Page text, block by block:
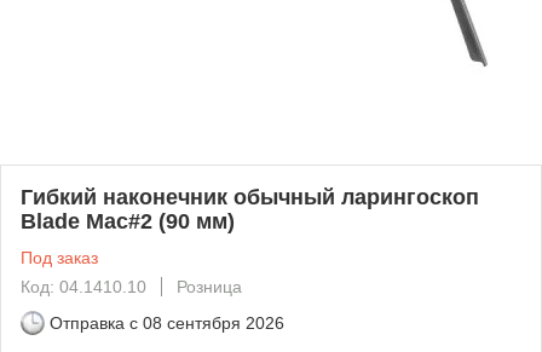
Гибкий наконечник обычный ларингоскоп
Blade Mac#2 (90 мм)
Под заказ
Код: 04.1410.10
Розница
Отправка с 08 сентября 2026